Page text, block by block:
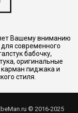
Вашему вниманию
современного
бабочку,
оригинальные
карман пиджака и
стиля.
© 2016-2025